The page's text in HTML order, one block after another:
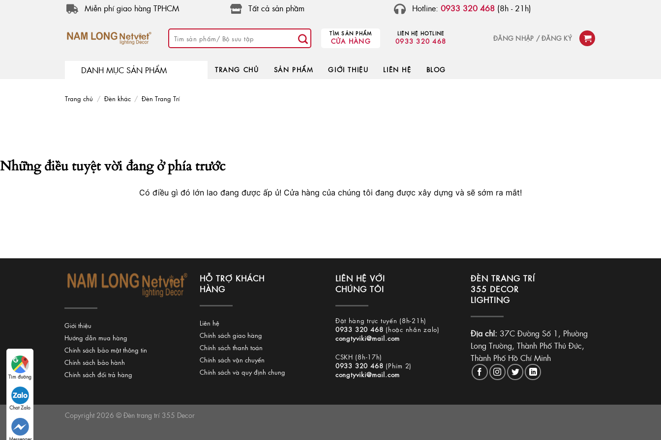
Miễn phí giao hàng TPHCM Tất cả sản phầm Hotline:0933 320 468 (8h - 21h)
Tìm
kiếm:
TÌM SẢN PHẨM
CỬA HÀNG
LIÊN HỆ HOTLINE
0933 320 468 ĐĂNG NHẬP / ĐĂNG KÝ
DANH MỤC SẢN PHẨM TRANG CHỦ SẢN PHẨM GIỚI THIỆU LIÊN HỆ BLOG
Trang chủ / Đèn khác / Đèn Trang Trí
Những điều tuyệt vời đang ở phía trước
Có điều gì đó lớn lao đang được ấp ủ! Cửa hàng của chúng tôi đang được xây dựng và sẽ sớm ra mắt!
Giới thiệu
Hướng dẫn mua hàng
Chính sách bảo mật thông tin
Chính sách bảo hành
Chính sách đổi trả hàng
HỖ TRỢ KHÁCH
HÀNG
Liên hệ
Chính sách giao hàng
Chính sách thanh toán
Chính sách vận chuyển
Chính sách và quy định chung
LIÊN HỆ VỚI
CHÚNG TÔI
Đặt hàng trực tuyến (8h-21h)
0933 320 468 (hoặc nhắn zalo)
congtyviki@mail.com
CSKH (8h-17h)
0933 320 468 (Phím 2)
congtyviki@mail.com
ĐÈN TRANG TRÍ
355 DECOR
LIGHTING
Địa chỉ: 37C Đường Số 1, Phường
Long Trường, Thành Phố Thủ Đức,
Thành Phố Hồ Chí Minh
Copyright 2026 © Đèn trang trí 355 Decor
Tìm đường
Chat Zalo